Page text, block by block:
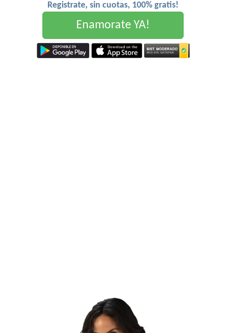
Registrate, sin cuotas, 100% gratis!
Enamorate YA!